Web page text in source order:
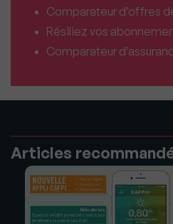
Comparateur d’offres
Résiliez vos
Comparateur
Articles